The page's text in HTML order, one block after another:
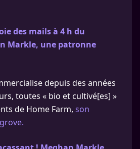
des mails à 4 h du
Markle, une patronne
depuis des années
toutes « bio et cultivé[es] »
de Home Farm, son